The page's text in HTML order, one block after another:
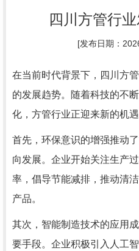
四川方管行
[发布日期：
在当前时代背景下，四川方
的发展趋势。随着科技的不
化，方管行业正迎来新的机遇
首先，环保意识的增强推动
向发展。企业开始关注生产
率，倡导节能减排，推动清
产品。
其次，智能制造技术的应用
要手段。企业积极引入人工